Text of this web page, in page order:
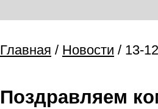
Главная / Новости / 13-
Поздравляем